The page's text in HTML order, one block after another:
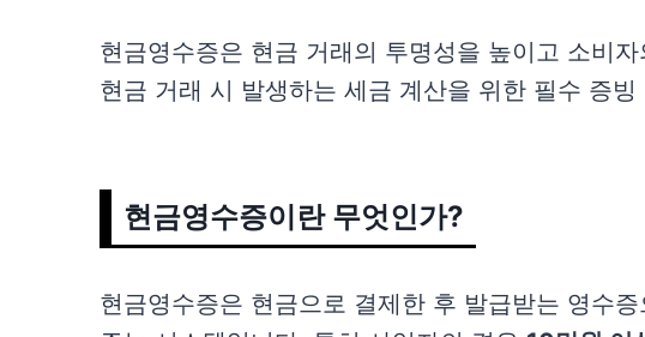
현금영수증은 현금 거래의 투명성을 높이고 소비
현금 거래 시 발생하는 세금 계산을 위한 필수 증
현금영수증이란 무엇인가?
현금영수증은 현금으로 결제한 후 발급받는 영수